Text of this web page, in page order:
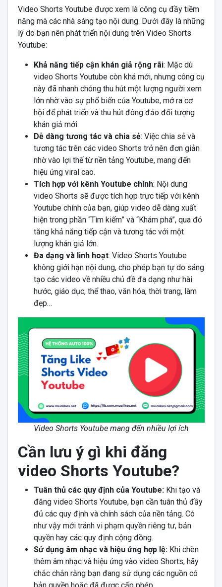
Video Shorts Youtube được xem là công cụ đầy tiềm
năng mà các nhà sáng tạo nội dung. Dưới đây là những
lý do bạn nên phát triển nội dung trên Video Shorts
Youtube:
Khả năng tiếp cận khán giả rộng rãi: Mặc dù
video Shorts Youtube còn khá mới, nhưng công cụ
này đã nhanh chóng thu hút một lượng người xem
lớn nhờ vào sự phổ biến của Youtube, mở ra cơ
hội để phát triển và thu hút đông đảo đối tượng
khán giả mới.
Dễ dàng tương tác và chia sẻ: Việc chia sẻ và
tương tác trên các video Shorts trở nên đơn giản
nhờ vào lợi thế từ nền tảng Youtube, mang đến
hiệu ứng viral cao.
Tích hợp với kênh Youtube chính: Nội dung
video Shorts sẽ được tích hợp trực tiếp với kênh
Youtube chính của bạn, giúp video dễ dàng xuất
hiện trong phần “Tìm kiếm” và “Khám phá”, qua đó
tăng khả năng tiếp cận và tương tác với một
lượng khán giả lớn.
Đa dạng và linh hoạt: Video Shorts Youtube
không giới hạn nội dung, cho phép bạn tự do sáng
tạo các video về nhiều chủ đề đa dạng như hài
hước, giáo dục, thể thao, văn hóa, thời trang, làm
đẹp…
Video Shorts Youtube mang đến nhiều lợi ích
Cần lưu ý gì khi đăng
video Shorts Youtube?
Tuân thủ các quy định của Youtube: Khi tạo và
đăng video Shorts Youtube, bạn cần tuân thủ đầy
đủ các quy định và chính sách của nền tảng. Có
như vậy mới tránh vi phạm quyền riêng tư, bản
quyền hay các quy định cộng đồng.
Sử dụng âm nhạc và hiệu ứng hợp lệ: Khi chèn
thêm âm nhạc và hiệu ứng vào video Shorts, hãy
chắc chắn rằng bạn đang sử dụng các nguồn có
bản quyền hoặc đã được cấp phép.